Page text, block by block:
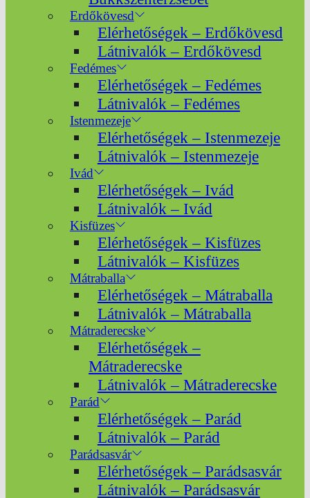
Erdőkövesd
Elérhetőségek – Erdőkövesd
Látnivalók – Erdőkövesd
Fedémes
Elérhetőségek – Fedémes
Látnivalók – Fedémes
Istenmezeje
Elérhetőségek – Istenmezeje
Látnivalók – Istenmezeje
Ivád
Elérhetőségek – Ivád
Látnivalók – Ivád
Kisfüzes
Elérhetőségek – Kisfüzes
Látnivalók – Kisfüzes
Mátraballa
Elérhetőségek – Mátraballa
Látnivalók – Mátraballa
Mátraderecske
Elérhetőségek –
Mátraderecske
Látnivalók – Mátraderecske
Parád
Elérhetőségek – Parád
Látnivalók – Parád
Parádsasvár
Elérhetőségek – Parádsasvár
Látnivalók – Parádsasvár